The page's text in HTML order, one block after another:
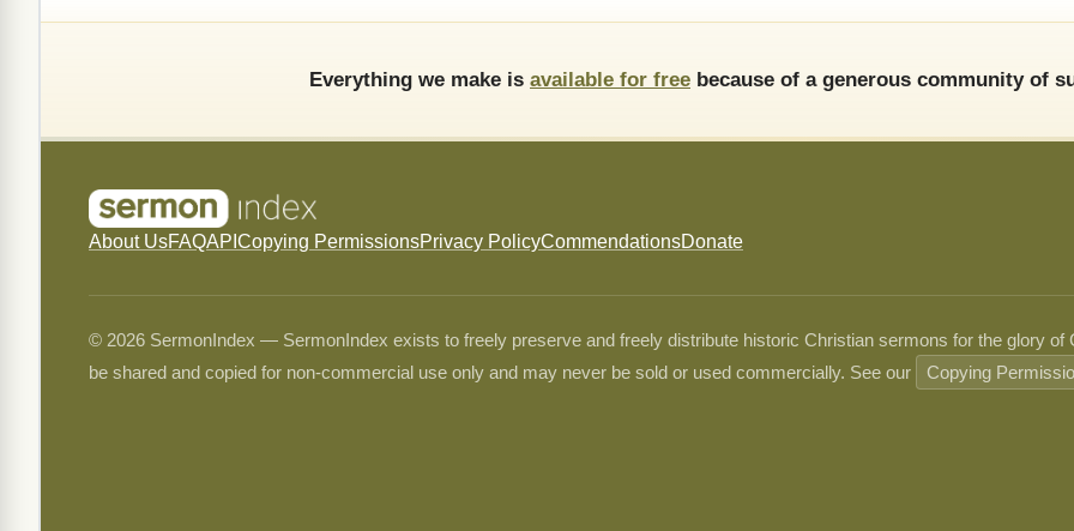
Everything we make is available for free because of a generous community of
About UsFAQAPI Copying PermissionsPrivacy PolicyCommendationsDonate
© 2026 SermonIndex — SermonIndex exists to freely preserve and freely distribute historic Christian sermons for the glory
be shared and copied for non-commercial use only and may never be sold or used commercially. See our
Copying